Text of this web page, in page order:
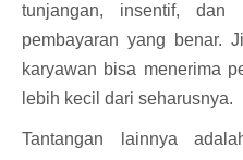
tunjangan, insentif,
pembayaran yang benar.
karyawan bisa menerima
lebih kecil dari seharusnya.
Tantangan lainnya